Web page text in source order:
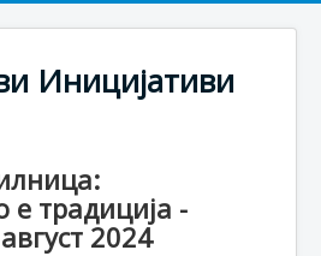
Иницијативи
е традиција -
2024